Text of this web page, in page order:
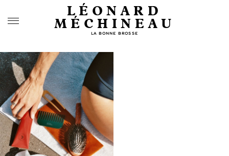
LÉONARD
MÉCHINEAU
LA BONNE BROSSE